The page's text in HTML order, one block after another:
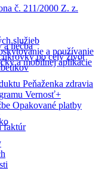
a liečba
po celý život
č. 211/2000 Z. z.
služieb
a používanie
a mobilnej aplikácie
Peňaženka zdravia
Vernosť+
Opakované platby
faktúr